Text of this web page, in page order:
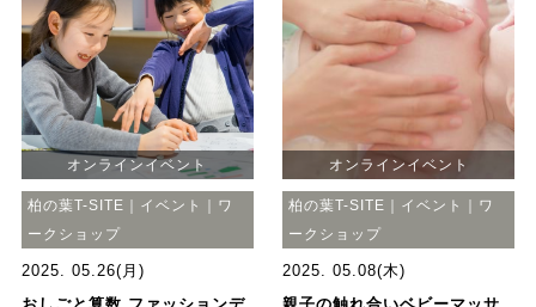
オンラインイベント
柏の葉T-SITE｜イベント｜ワ
ークショップ
2025. 05.26(月)
オンラインイベント
柏の葉T-SITE｜イベント｜ワ
ークショップ
2025. 05.08(木)